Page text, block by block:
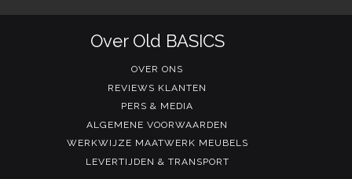
Over Old BASICS
OVER ONS
REVIEWS KLANTEN
PERS & MEDIA
ALGEMENE VOORWAARDEN
WERKWIJZE MAATWERK MEUBELS
LEVERTIJDEN & TRANSPORT